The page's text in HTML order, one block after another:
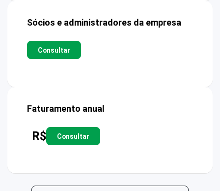
Sócios e administradores da empresa
Consultar
Faturamento anual
R$ Consultar